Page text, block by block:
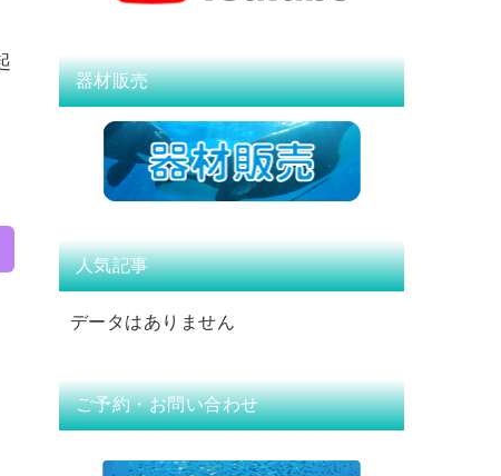
器材販売
人気記事
データはありません
ご予約・お問い合わせ